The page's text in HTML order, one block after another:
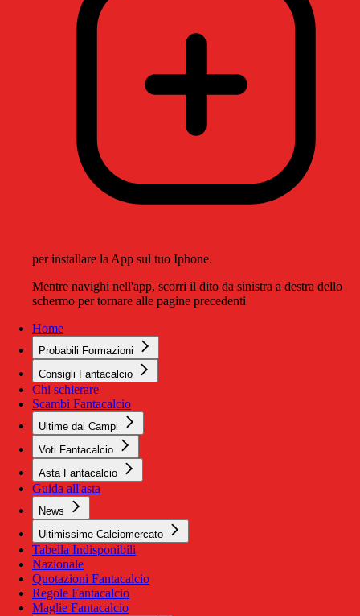
per installare la App sul tuo Iphone.
Mentre navighi nell'app, scorri il dito da sinistra a destra dello
schermo per tornare alle pagine precedenti
Home
Probabili Formazioni
Consigli Fantacalcio
Chi schierare
Scambi Fantacalcio
Ultime dai Campi
Voti Fantacalcio
Asta Fantacalcio
Guida all'asta
News
Ultimissime Calciomercato
Tabella Indisponibili
Nazionale
Quotazioni Fantacalcio
Regole Fantacalcio
Maglie Fantacalcio